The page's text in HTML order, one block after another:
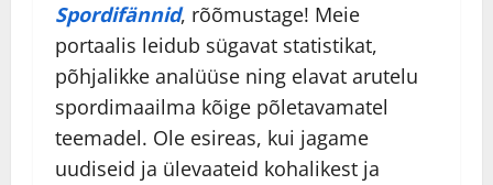
Spordifännid, rõõmustage! Meie
portaalis leidub sügavat statistikat,
põhjalikke analüüse ning elavat arutelu
spordimaailma kõige põletavamatel
teemadel. Ole esireas, kui jagame
uudiseid ja ülevaateid kohalikest ja